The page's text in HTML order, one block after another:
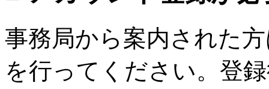
事務局から案内された
を行ってください。登